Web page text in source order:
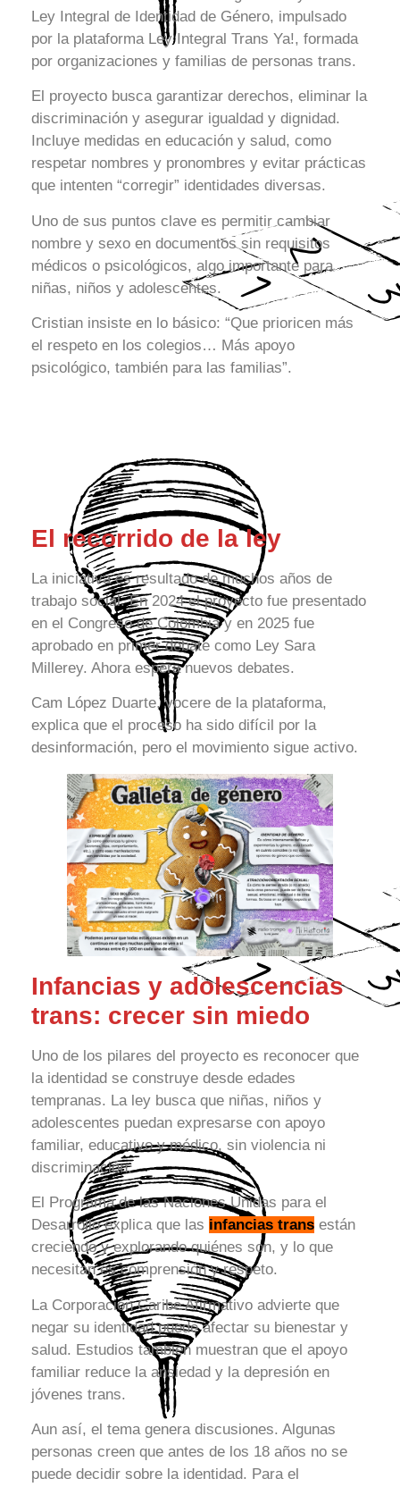
Ley Integral de Identidad de Género, impulsado
por la plataforma Ley Integral Trans Ya!, formada
por organizaciones y familias de personas trans.
El proyecto busca garantizar derechos, eliminar la
discriminación y asegurar igualdad y dignidad.
Incluye medidas en educación y salud, como
respetar nombres y pronombres y evitar prácticas
que intenten “corregir” identidades diversas.
Uno de sus puntos clave es permitir cambiar
nombre y sexo en documentos sin requisitos
médicos o psicológicos, algo importante para
niñas, niños y adolescentes.
Cristian insiste en lo básico: “Que prioricen más
el respeto en los colegios… Más apoyo
psicológico, también para las familias”.
El recorrido de la ley
La iniciativa es resultado de muchos años de
trabajo social. En 2024 el proyecto fue presentado
en el Congreso de Colombia y en 2025 fue
aprobado en primer debate como Ley Sara
Millerey. Ahora espera nuevos debates.
Cam López Duarte, vocere de la plataforma,
explica que el proceso ha sido difícil por la
desinformación, pero el movimiento sigue activo.
Infancias y adolescencias
trans: crecer sin miedo
Uno de los pilares del proyecto es reconocer que
la identidad se construye desde edades
tempranas. La ley busca que niñas, niños y
adolescentes puedan expresarse con apoyo
familiar, educativo y médico, sin violencia ni
discriminación.
El Programa de las Naciones Unidas para el
Desarrollo explica que las infancias trans están
creciendo y explorando quiénes son, y lo que
necesitan es comprensión y respeto.
La Corporación Caribe Afirmativo advierte que
negar su identidad puede afectar su bienestar y
salud. Estudios también muestran que el apoyo
familiar reduce la ansiedad y la depresión en
jóvenes trans.
Aun así, el tema genera discusiones. Algunas
personas creen que antes de los 18 años no se
puede decidir sobre la identidad. Para el